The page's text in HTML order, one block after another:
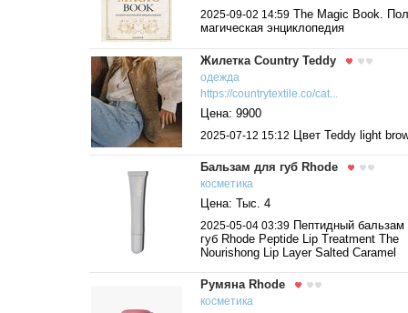
2025-09-02 14:59 The Magic Book.
магическая энциклопедия
Жилетка Country Teddy
одежда
https://countrytextile.co/cat...
Цена: 9900
2025-07-12 15:12 Цвет Teddy light
Бальзам для губ Rhode
косметика
Цена: Тыс. 4
2025-05-04 03:39 Пептидный бальзам
губ Rhode Peptide Lip Treatment The
Nourishong Lip Layer Salted Caramel
Румяна Rhode
косметика